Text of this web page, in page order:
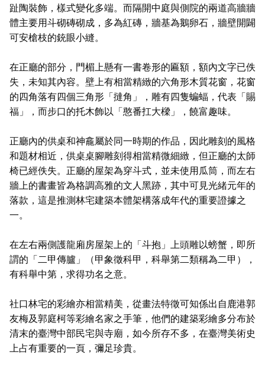
趾陶裝飾，樣式變化多端。而隔開中庭與側院的兩道高牆牆
體主要用斗砌磚砌成，多為紅磚，牆基為鵝卵石，牆壁開闢
可安槍枝的銃眼小縫。
在正廳的部分，門楣上懸有一書卷形的匾額，額內文字已佚
失，未知其內容。壁上有相當精緻的六角形木質花窗，花窗
的四角落有四個三角形「撻角」，雕有四隻蝙蝠，代表「賜
福」，而步口的托木飾以「憨番扛大樑」，饒富趣味。
正廳內的供桌和神龕屬於同一時期的作品，因此雕刻的風格
和題材相近，供桌桌腳雕刻得相當精微細緻，但正廳的太師
椅已經佚失。正廳的屋架為穿斗式，並未使用瓜筒，而左右
牆上的書畫皆為格調高雅的文人黑跡，其中可見光緒元年的
落款，這是推測林宅建築本體架構落成年代的重要證據之
一。
在左右兩側護龍廂房屋架上的「斗抱」上頭雕以螃蟹，即所
謂的「二甲傳臚」（甲象徵科甲，科舉第二類稱為二甲），
有科舉中第，求得功名之意。
社口林宅的彩繪亦相當精美，從畫法特徵可知係出自鹿港郭
友梅及郭庭柯等彩繪名家之手筆，他們的建築彩繪多分布於
清末的臺灣中部民宅與寺廟，如今所存不多，在臺灣美術史
上占有重要的一頁，彌足珍貴。